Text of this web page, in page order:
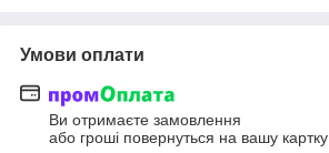
Умови оплати
Ви отримаєте замовлення
або гроші повернуться на вашу картку